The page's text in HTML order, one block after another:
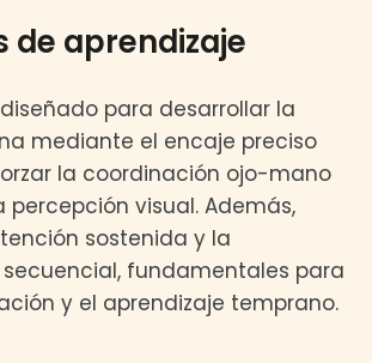
de aprendizaje
para desarrollar la
mediante el encaje preciso
la coordinación ojo-mano
percepción visual. Además,
sostenida y la
fundamentales para
y el aprendizaje temprano.